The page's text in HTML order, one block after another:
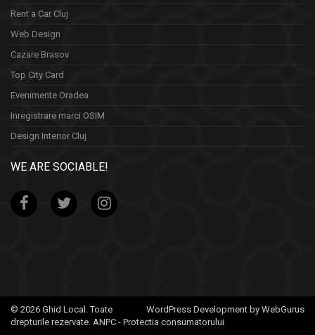
Rent a Car Cluj
Web Design
Cazare Brasov
Top City Card
Evenimente Oradea
Inregistrare marci OSIM
Design Interior Cluj
WE ARE SOCIABLE!
WordPress Development by WebGurus
© 2026 Ghid Local. Toate
drepturile rezervate. ANPC - Protectia consumatorului